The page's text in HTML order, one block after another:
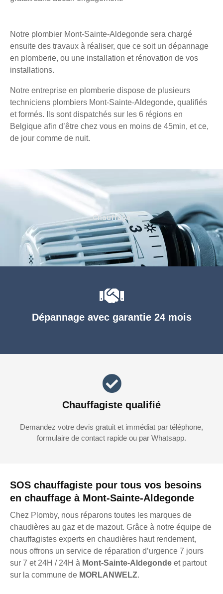
Notre plombier Mont-Sainte-Aldegonde sera chargé
ensuite des travaux à réaliser, que ce soit un dépannage
en plomberie, ou une installation et rénovation de vos
installations.
Notre entreprise en plomberie dispose de plusieurs
techniciens plombiers Mont-Sainte-Aldegonde, qualifiés
et formés. Ils sont dispatchés sur les 6 régions en
Belgique afin d’être chez vous en moins de 45min, et ce,
de jour comme de nuit.
SOS chauffagiste pour tous vos besoins
en chauffage à Mont-Sainte-Aldegonde
Chez Plomby, nous réparons toutes les marques de
chaudières au gaz et de mazout. Grâce à notre équipe de
chauffagistes experts en chaudières haut rendement,
nous offrons un service de réparation d’urgence 7 jours
sur 7 et 24H / 24H à Mont-Sainte-Aldegonde et partout
sur la commune de MORLANWELZ.
Dépannage avec garantie 24 mois
Chauffagiste qualifié
Demandez votre devis gratuit et immédiat par téléphone,
formulaire de contact rapide ou par Whatsapp.
Chauffage